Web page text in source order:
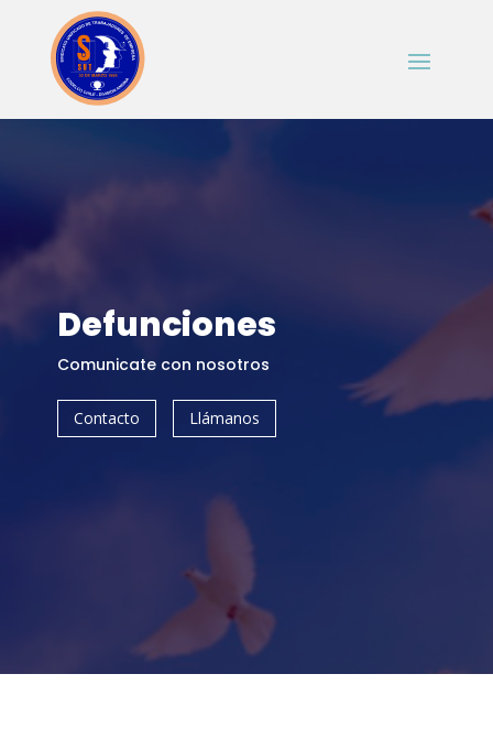
Defunciones
Comunicate con nosotros
Contacto Llámanos